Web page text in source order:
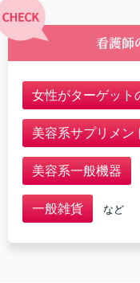
看護師
女性がターゲット
美容系サプリメン
美容系一般機器
一般雑貨 など